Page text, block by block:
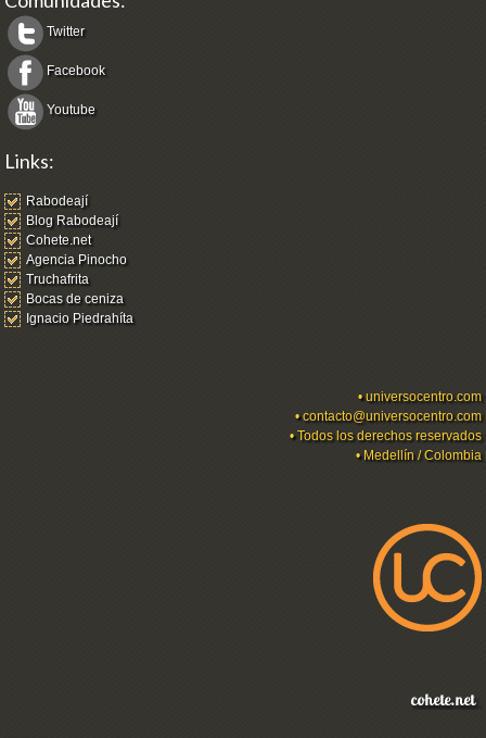
Twitter
Facebook
Youtube
Links:
Rabodeají
Blog Rabodeají
Cohete.net
Agencia Pinocho
Truchafrita
Bocas de ceniza
Ignacio Piedrahíta
•universocentro.com
•contacto@universocentro.com
• Todos los derechos reservados
• Medellín / Colombia